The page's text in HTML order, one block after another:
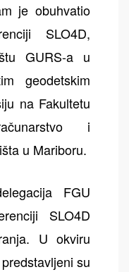
je obuhvatio
SLO4D,
GURS-a u
geodetskim
na Fakultetu
i
u Mariboru.
FGU
SLO4D
U okviru
su